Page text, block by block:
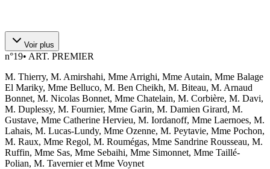
Voir plus
n°19• ART. PREMIER
M. Thierry, M. Amirshahi, Mme Arrighi, Mme Autain, Mme Balage
El Mariky, Mme Belluco, M. Ben Cheikh, M. Biteau, M. Arnaud
Bonnet, M. Nicolas Bonnet, Mme Chatelain, M. Corbière, M. Davi,
M. Duplessy, M. Fournier, Mme Garin, M. Damien Girard, M.
Gustave, Mme Catherine Hervieu, M. Iordanoff, Mme Laernoes, M.
Lahais, M. Lucas-Lundy, Mme Ozenne, M. Peytavie, Mme Pochon,
M. Raux, Mme Regol, M. Roumégas, Mme Sandrine Rousseau, M.
Ruffin, Mme Sas, Mme Sebaihi, Mme Simonnet, Mme Taillé-
Polian, M. Tavernier et Mme Voynet